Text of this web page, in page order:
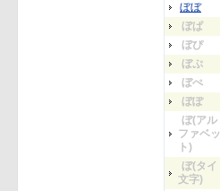
ぼぼ
ぼぱ
ぼぴ
ぼぷ
ぼぺ
ぼぽ
ぼ(アル
ファベッ
ト)
ぼ(タイ
文字)